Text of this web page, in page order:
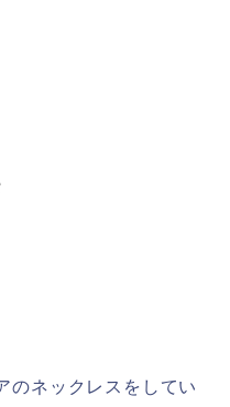
のネックレスをしてい